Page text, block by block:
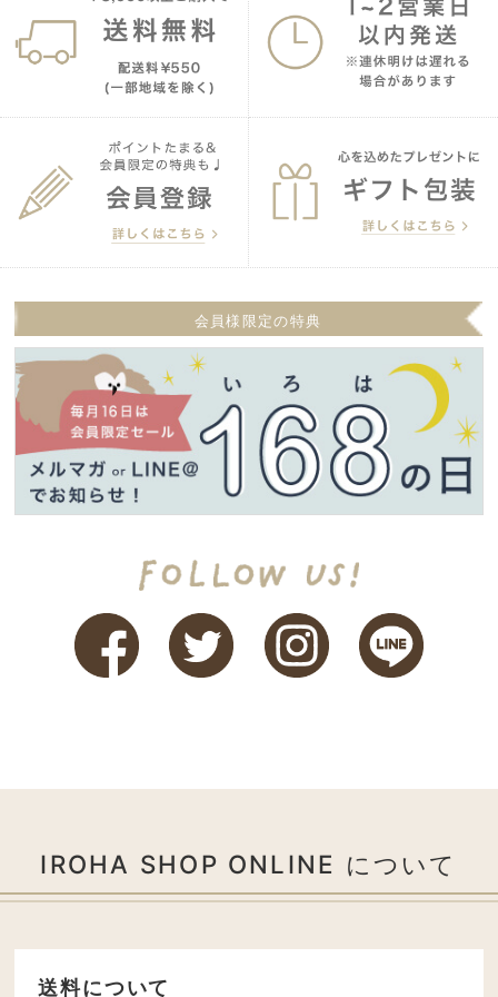
会員様限定の特典
IROHA SHOP ONLINE について
送料について